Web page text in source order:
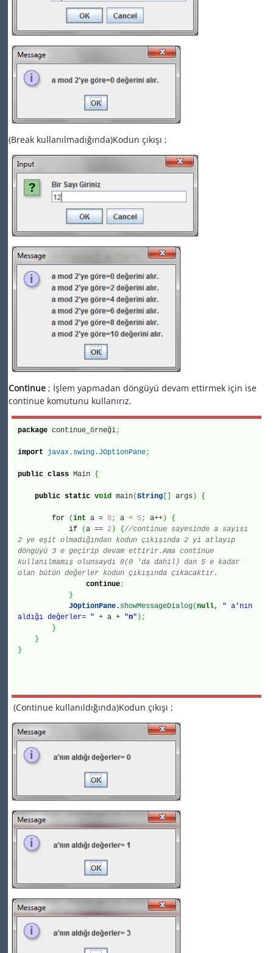
(Break kullanılmadığında)Kodun çıkışı ;
Continue ; İşlem yapmadan döngüyü devam ettirmek için ise
continue komutunu kullanırız.
package continue_örneği;
import javax.swing.JOptionPane;
public class Main {
public static void main(String [] args ) {
for (int a = 0; a < 5; a++)
{
if
(a == 2) {//continue sayesinde a sayısı
2 ye eşit olmadığından kodun çıkışında 2 yi atlayıp
döngüyü 3 e geçirip devam ettirir.Ama continue
kullanılmamış olunsaydı 0(0 'da dahil) dan 5 e kadar
olan bütün değerler kodun çıkışında çıkacaktır.
continue;
}
JOptionPane . showMessageDialog(null, " a'nın
aldığı değerler= " + a + "n" ) ;
}
}
}
(Continue kullanıldığında)Kodun çıkışı ;